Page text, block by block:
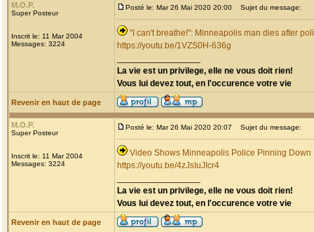
M.O.P.
Super Posteur
Inscrit le: 11 Mar 2004
Messages: 3224
Posté le: Mar 26 Mai 2020 20:00 Sujet du message:
"I can't breathe!": Minneapolis man dies after
https://youtu.be/1VZS0H-636g
La vie est un privilege, elle ne vous doit rien!
Vous lui devez tout, en l'occurence votre vie
Revenir en haut de page
M.O.P.
Super Posteur
Inscrit le: 11 Mar 2004
Messages: 3224
Posté le: Mar 26 Mai 2020 20:07 Sujet du message:
Video Shows Minneapolis Police Pinning
https://youtu.be/4zJsIuJIcr4
La vie est un privilege, elle ne vous doit rien!
Vous lui devez tout, en l'occurence votre vie
Revenir en haut de page